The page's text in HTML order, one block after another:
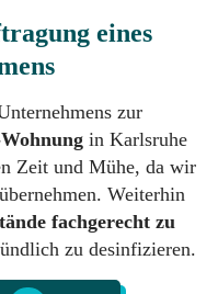
eines
zur
in Karlsruhe
Zeit und Mühe, da wir
Weiterhin
fachgerecht zu
zu desinfizieren.